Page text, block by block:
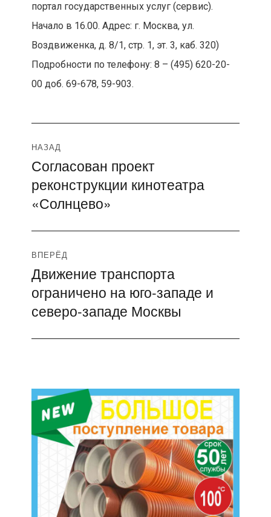
портал государственных услуг (сервис).
Начало в 16.00. Адрес: г. Москва, ул.
Воздвиженка, д. 8/1, стр. 1, эт. 3, каб. 320)
Подробности по телефону: 8 – (495) 620-20-
00 доб. 69-678, 59-903.
Навигация
по
записям
НАЗАД
Предыдущая
запись:
Согласован проект
реконструкции кинотеатра
«Солнцево»
ВПЕРЁД
Следующая
запись:
Движение транспорта
ограничено на юго-западе и
северо-западе Москвы